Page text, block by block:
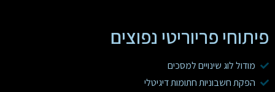
פיתוחי פריוריטי נפוצים
מודול לוג שינויים למסכים
הפקת חשבוניות חתומות דיגיטלי